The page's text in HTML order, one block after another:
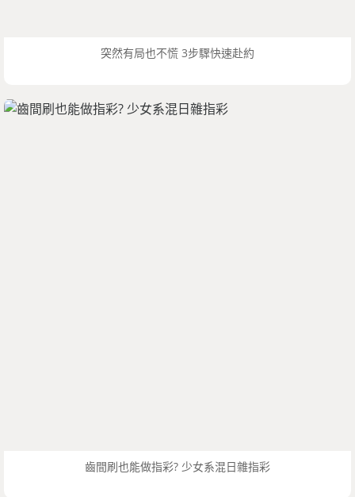
突然有局也不慌 3步驟快速赴約
齒間刷也能做指彩? 少女系混日雜指彩